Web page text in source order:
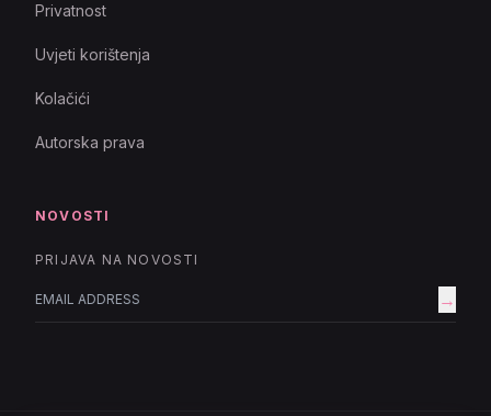
Privatnost
Uvjeti korištenja
Kolačići
Autorska prava
NOVOSTI
PRIJAVA NA NOVOSTI
→